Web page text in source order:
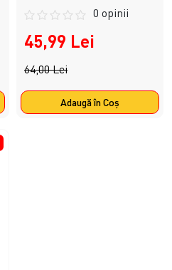
0 opinii
45,99 Lei
64,00 Lei
Adaugă în Coş